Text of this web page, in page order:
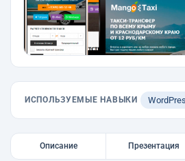
ИСПОЛЬЗУЕМЫЕ НАВЫКИ
Описание Презентация